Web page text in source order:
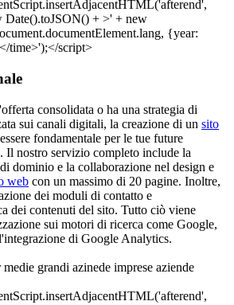
consolidata o ha una strategia di
sui canali digitali, la creazione di un sito
fondamentale per le tue future
Il nostro servizio completo include la
dominio e la collaborazione nel design e
web con un massimo di 20 pagine. Inoltre,
dei moduli di contatto e
dei contenuti del sito. Tutto ciò viene
sui motori di ricerca come Google,
di Google Analytics.